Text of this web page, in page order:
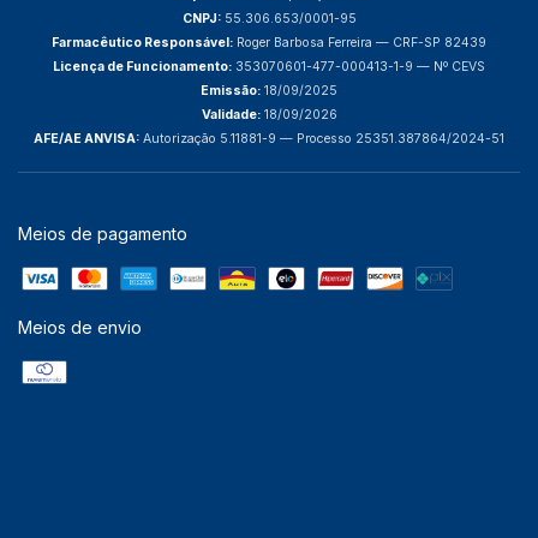
CNPJ:55.306.653/0001-95
Farmacêutico Responsável: Roger Barbosa Ferreira — CRF-SP 82439
Licença de Funcionamento: 353070601-477-000413-1-9 — Nº CEVS
Emissão: 18/09/2025
Validade:18/09/2026
AFE/AE ANVISA: Autorização 5.11881-9 — Processo 25351.387864/2024-51
Meios de pagamento
Meios de envio